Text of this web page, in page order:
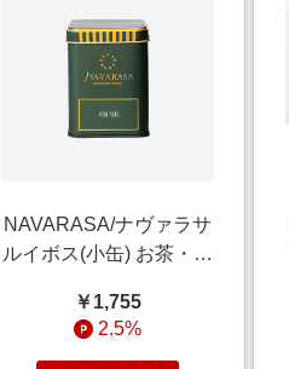
NAVARASA/ナヴァラサ
ルイボス(小缶) お茶・紅
￥1,755
2.5%